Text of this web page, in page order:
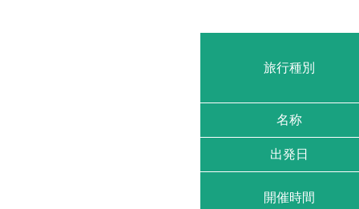
旅行種別
名称
出発日
開催時間